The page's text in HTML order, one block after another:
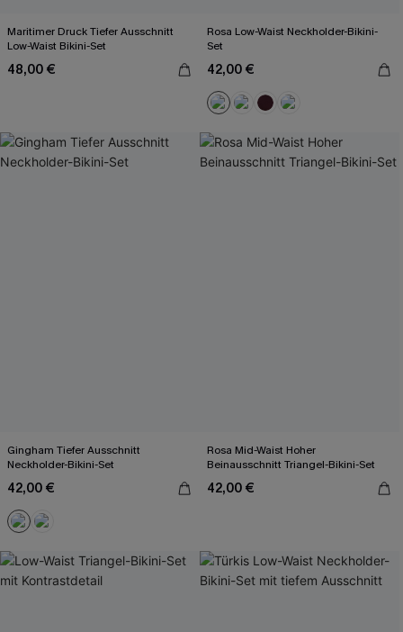
Maritimer Druck Tiefer Ausschnitt
Low-Waist Bikini-Set
48,00 €
Rosa Low-Waist Neckholder-Bikini-
Set
42,00 €
Gingham Tiefer Ausschnitt
Neckholder-Bikini-Set
42,00 €
Rosa Mid-Waist Hoher
Beinausschnitt Triangel-Bikini-Set
42,00 €